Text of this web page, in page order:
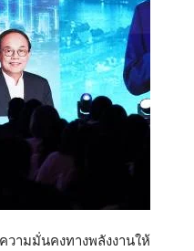
ามมั่นคงทางพลังงานให้